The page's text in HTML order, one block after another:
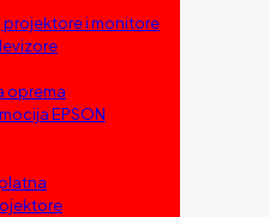
projektore i monitore
oprema
EPSON